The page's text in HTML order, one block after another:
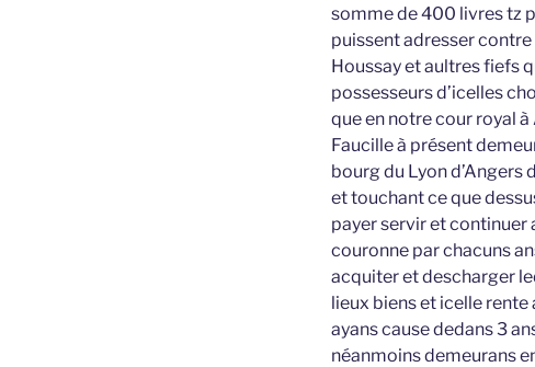
somme de 400 livres tz
puissent adresser
Houssay et aultres fiefs
possesseurs d’icelles
que en notre cour royal
Faucille à présent
bourg du Lyon
et touchant ce que
payer servir et continuer
couronne par chacuns
acquiter et descharger
lieux biens et icelle
ayans cause dedans 3
néanmoins demeurans